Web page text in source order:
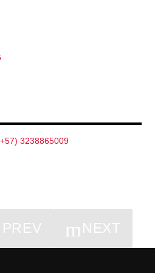
3238865009
PREV NEXT